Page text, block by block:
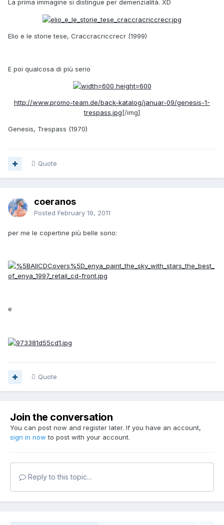
La prima immagine si distingue per demenzialità. XD
Elio e le storie tese, Craccracriccrecr (1999)
E poi qualcosa di più serio
http://www.promo-team.de/back-katalog/januar-09/genesis-1-
trespass.jpg[/img]
Genesis, Trespass (1970)
Quote
coeranos
Posted February 19, 2011
per me le copertine più belle sono:
e
Quote
Join the conversation
You can post now and register later. If you have an account,
sign in now to post with your account.
Reply to this topic...